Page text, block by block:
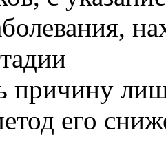
причину
его